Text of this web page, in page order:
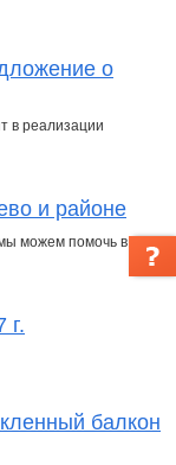
о
в реализации
и районе
можем помочь в
г.
балкон